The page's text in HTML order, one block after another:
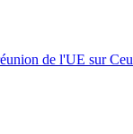
de l'UE sur